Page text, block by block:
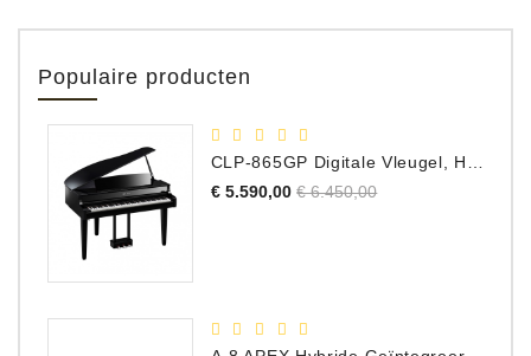
Populaire producten
€ 5.590,00 Normale
€ 6.450,00Prijs